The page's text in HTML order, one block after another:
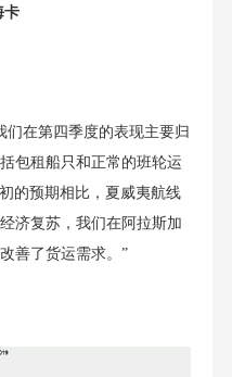
卡
们在第四季度的表现主要归
包租船只和正常的班轮运
的预期相比，夏威夷航线
济复苏，我们在阿拉斯加
善了货运需求。”